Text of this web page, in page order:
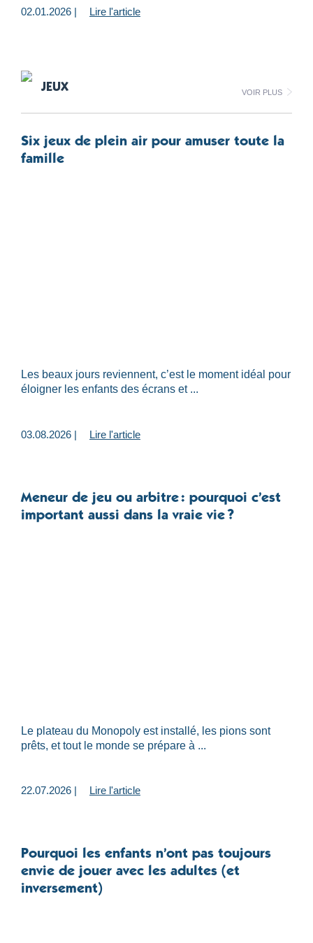
02.01.2026 | Lire l'article
JEUX Voir plus
Six jeux de plein air pour amuser toute la
famille
Les beaux jours reviennent, c’est le moment idéal pour
éloigner les enfants des écrans et ...
03.08.2026 | Lire l'article
Meneur de jeu ou arbitre : pourquoi c’est
important aussi dans la vraie vie ?
Le plateau du Monopoly est installé, les pions sont
prêts, et tout le monde se prépare à ...
22.07.2026 | Lire l'article
Pourquoi les enfants n’ont pas toujours
envie de jouer avec les adultes (et
inversement)